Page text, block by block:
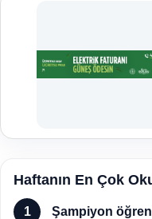
Haftanın En Çok
1 Şampiyon